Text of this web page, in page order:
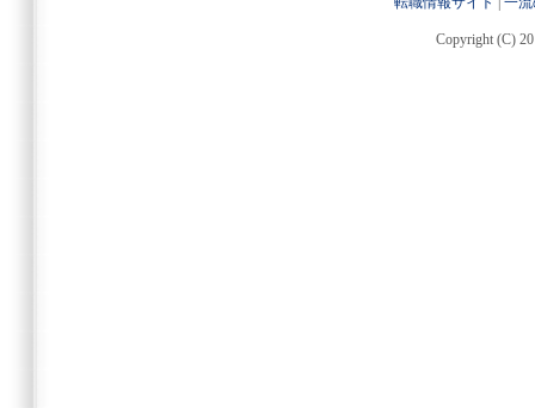
Copyright (C)